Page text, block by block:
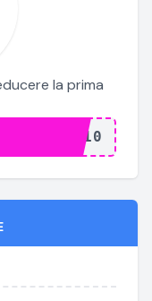
la prima
...E10